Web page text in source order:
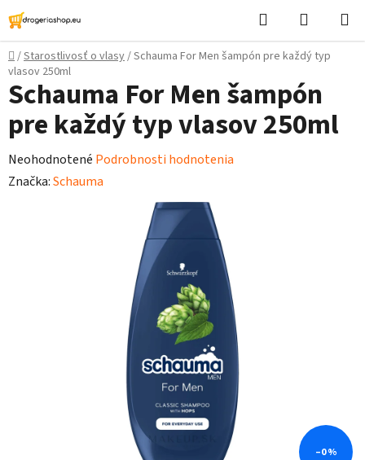
Prejsť
na
obsah
Hľadať
košík
Domov
/Starostlivosť o vlasy/Schauma For Men šampón pre každý typ
vlasov 250ml
Schauma For Men šampón
pre každý typ vlasov 250ml
Priemerné
hodnotenie
Neohodnotené Podrobnosti hodnotenia
Značka:Schauma
–0 %